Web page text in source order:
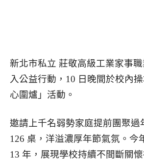
新北市私立 莊敬高級工業家事
入公益行動，10 日晚間於校內
心圍爐」活動。
邀請上千名弱勢家庭提前團聚過
126 桌，洋溢濃厚年節氣氛。 今
13 年，展現學校持續不間斷關